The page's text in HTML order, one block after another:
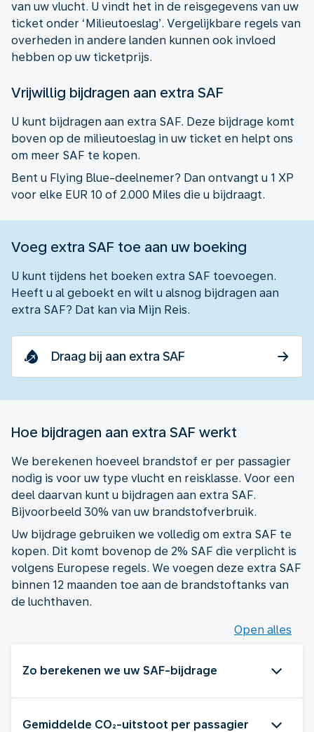
van uw vlucht. U vindt het in de reisgegevens van uw
ticket onder ‘Milieutoeslag’. Vergelijkbare regels van
overheden in andere landen kunnen ook invloed
hebben op uw ticketprijs.
Vrijwillig bijdragen aan extra SAF
U kunt bijdragen aan extra SAF. Deze bijdrage komt
boven op de milieutoeslag in uw ticket en helpt ons
om meer SAF te kopen.
Bent u Flying Blue-deelnemer? Dan ontvangt u 1 XP
voor elke EUR 10 of 2.000 Miles die u bijdraagt.
Voeg extra SAF toe aan uw boeking
U kunt tijdens het boeken extra SAF toevoegen.
Heeft u al geboekt en wilt u alsnog bijdragen aan
extra SAF? Dat kan via Mijn Reis.
Draag bij aan extra SAF
Hoe bijdragen aan extra SAF werkt
We berekenen hoeveel brandstof er per passagier
nodig is voor uw type vlucht en reisklasse. Voor een
deel daarvan kunt u bijdragen aan extra SAF.
Bijvoorbeeld 30% van uw brandstofverbruik.
Uw bijdrage gebruiken we volledig om extra SAF te
kopen. Dit komt bovenop de 2% SAF die verplicht is
volgens Europese regels. We voegen deze extra SAF
binnen 12 maanden toe aan de brandstoftanks van
de luchthaven.
Open alles
Zo berekenen we uw SAF-bijdrage
Gemiddelde CO₂-uitstoot per passagier